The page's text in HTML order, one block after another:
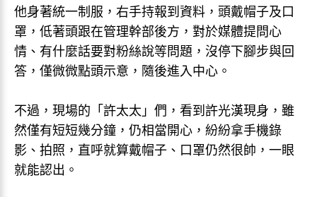
他身著統一制服，右手持報到資料，頭戴帽子及口
罩，低著頭跟在管理幹部後方，對於媒體提問心
情、有什麼話要對粉絲說等問題，沒停下腳步與回
答，僅微微點頭示意，隨後進入中心。
不過，現場的「許太太」們，看到許光漢現身，雖
然僅有短短幾分鐘，仍相當開心，紛紛拿手機錄
影、拍照，直呼就算戴帽子、口罩仍然很帥，一眼
就能認出。